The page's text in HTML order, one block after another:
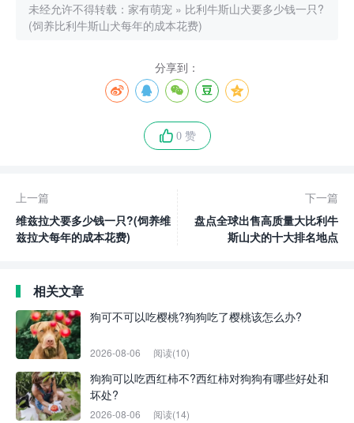
未经允许不得转载： 家有萌宠 » 比利牛斯山犬要多少钱一只?
(饲养比利牛斯山犬每年的成本花费)
分享到：
0 赞
上一篇
维兹拉犬要多少钱一只?(饲养维
兹拉犬每年的成本花费)
下一篇
盘点全球出售高质量大比利牛
斯山犬的十大排名地点
相关文章
狗可不可以吃樱桃?狗狗吃了樱桃该怎么办?
2026-08-06 阅读(10)
狗狗可以吃西红柿不?西红柿对狗狗有哪些好处和
坏处?
2026-08-06 阅读(14)